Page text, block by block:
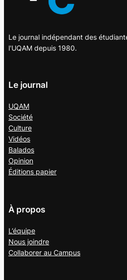
Le journal indépendant des
l'UQAM depuis 1980.
Le journal
UQAM
Société
Culture
Vidéos
Balados
Opinion
Éditions papier
À propos
L’équipe
Nous joindre
Collaborer au Campus